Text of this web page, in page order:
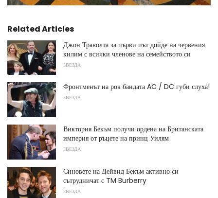
Related Articles
Джон Траволта за първи път дойде на червения
килим с всички членове на семейството си
ЗВЕЗДА
Фронтменът на рок бандата AC / DC губи слуха!
ЗВЕЗДА
Виктория Бекъм получи ордена на Британската
империя от ръцете на принц Уилям
ЗВЕЗДА
Синовете на Дейвид Бекъм активно си
сътрудничат с TM Burberry
ЗВЕЗДА